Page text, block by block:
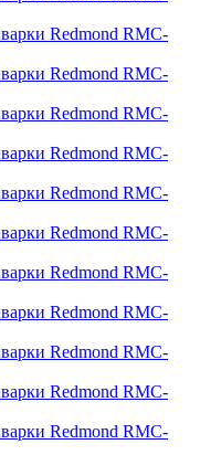
Redmond RMC-
Redmond RMC-
Redmond RMC-
Redmond RMC-
Redmond RMC-
Redmond RMC-
Redmond RMC-
Redmond RMC-
Redmond RMC-
Redmond RMC-
Redmond RMC-